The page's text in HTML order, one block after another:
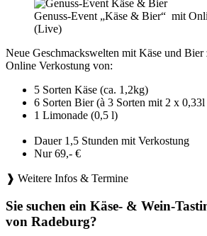
Genuss-Event „Käse & Bier“ mit
(Live)
Neue Geschmackswelten mit Käse und Bier
Online Verkostung von:
5 Sorten Käse (ca. 1,2kg)
6 Sorten Bier (à 3 Sorten mit 2 x
1 Limonade (0,5 l)
Dauer 1,5 Stunden mit Verkostung
Nur 69,- €
❱ Weitere Infos & Termine
Sie suchen ein Käse- & Wein-
von Radeburg?